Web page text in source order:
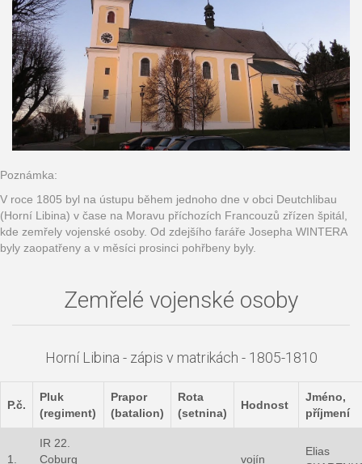
Poznámka:
V roce 1805 byl na ústupu během jednoho dne v obci Deutchlibau
(Horní Libina) v čase na Moravu příchozích Francouzů zřízen špitál,
kde zemřely vojenské osoby. Od zdejšího faráře Josepha WINTERA
byly zaopatřeny a v měsíci prosinci pohřbeny byly.
Zemřelé vojenské osoby
Horní Libina - zápis v matrikách - 1805-1810
P.č.
Pluk
(regiment)
Prapor
(batalion)
Rota
(setnina)
Hodnost
Jméno,
příjmení
1.
IR 22.
Coburg
vojín
Elias